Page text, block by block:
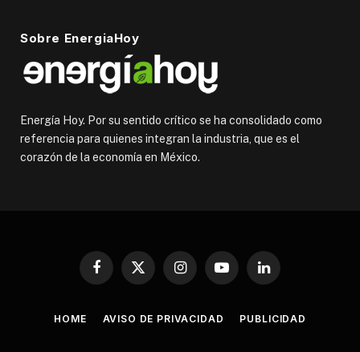
Sobre EnergiaHoy
Energía Hoy. Por su sentido crítico se ha consolidado como
referencia para quienes integran la industria, que es el
corazón de la economía en México.
Facebook
X
InstagramYouTubeLinkedIn
HOME AVISO DE PRIVACIDAD PUBLICIDAD